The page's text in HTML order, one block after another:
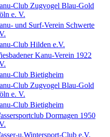
Club Zugvogel Blau-Gold
e. V.
und Surf-Verein Schwerte
Club Hilden e.V.
Kanu-Verein 1922
Club Bietigheim
Club Zugvogel Blau-Gold
e. V.
Club Bietigheim
Dormagen 1950
u.Wintersport-Club e.V.